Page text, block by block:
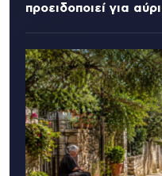
προειδοποιεί για